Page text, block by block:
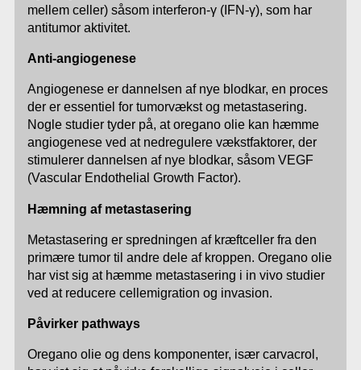
mellem celler) såsom interferon-γ (IFN-γ), som har
antitumor aktivitet.
Anti-angiogenese
Angiogenese er dannelsen af nye blodkar, en proces
der er essentiel for tumorvækst og metastasering.
Nogle studier tyder på, at oregano olie kan hæmme
angiogenese ved at nedregulere vækstfaktorer, der
stimulerer dannelsen af nye blodkar, såsom VEGF
(Vascular Endothelial Growth Factor).
Hæmning af metastasering
Metastasering er spredningen af kræftceller fra den
primære tumor til andre dele af kroppen. Oregano olie
har vist sig at hæmme metastasering i in vivo studier
ved at reducere cellemigration og invasion.
Påvirker pathways
Oregano olie og dens komponenter, især carvacrol,